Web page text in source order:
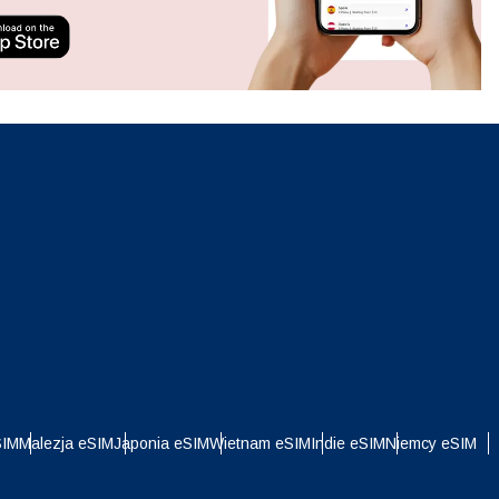
Malezja eSIMJaponia eSIMWietnam eSIMIndie eSIMNiemcy eSIM